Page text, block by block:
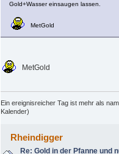
Gold+Wasser einsaugen lassen.
MetGold
MetGold
Ein ereignisreicher Tag ist mehr als
Kalender)
Rheindigger
Re: Gold in der Pfanne und